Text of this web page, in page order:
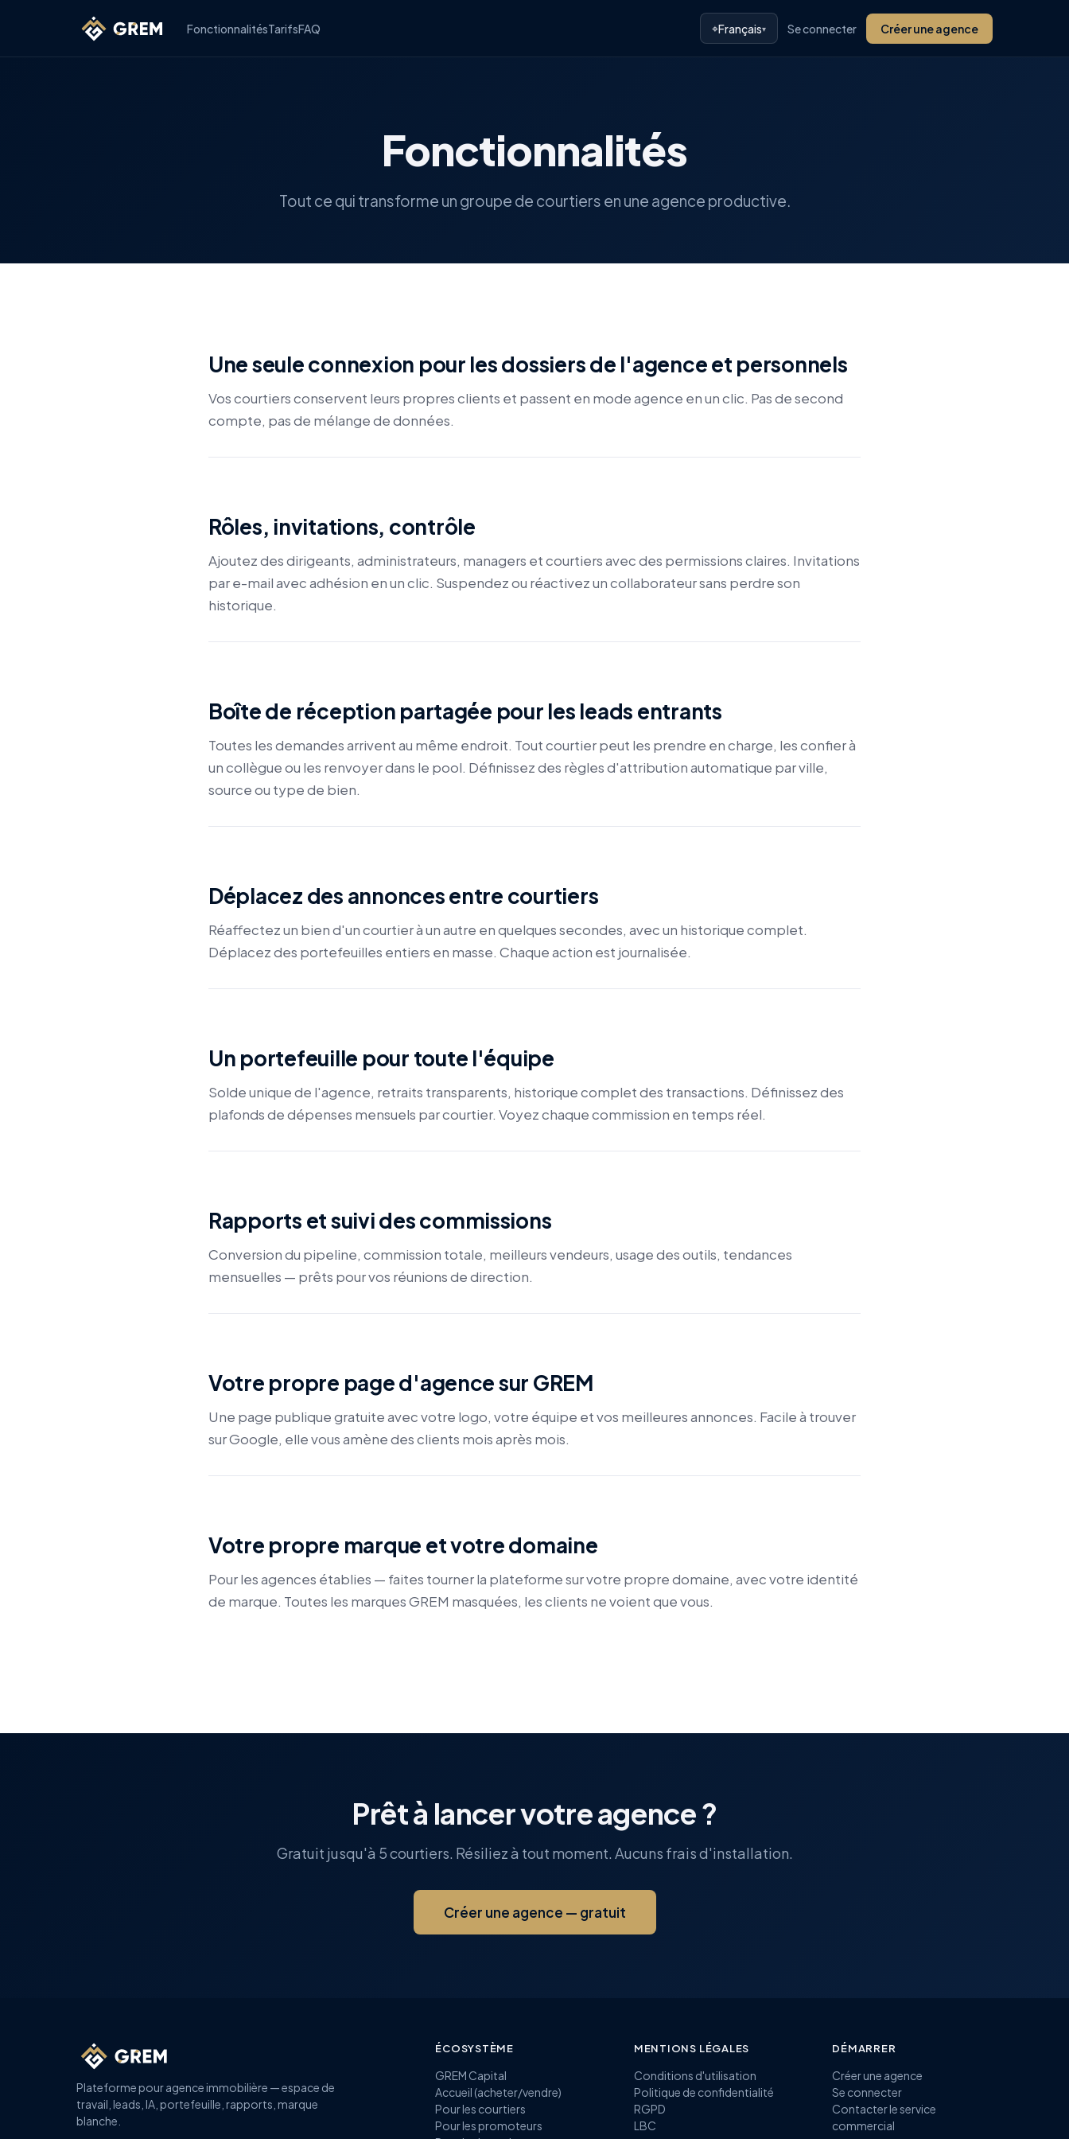
FonctionnalitésTarifsFAQ ⌖Français▾ Se connecter Créer une agence
Fonctionnalités
Tout ce qui transforme un groupe de courtiers en une agence productive.
Une seule connexion pour les dossiers de l'agence et personnels
Vos courtiers conservent leurs propres clients et passent en mode agence en un clic. Pas de second
compte, pas de mélange de données.
Rôles, invitations, contrôle
Ajoutez des dirigeants, administrateurs, managers et courtiers avec des permissions claires. Invitations
par e-mail avec adhésion en un clic. Suspendez ou réactivez un collaborateur sans perdre son
historique.
Boîte de réception partagée pour les leads entrants
Toutes les demandes arrivent au même endroit. Tout courtier peut les prendre en charge, les confier à
un collègue ou les renvoyer dans le pool. Définissez des règles d'attribution automatique par ville,
source ou type de bien.
Déplacez des annonces entre courtiers
Réaffectez un bien d'un courtier à un autre en quelques secondes, avec un historique complet.
Déplacez des portefeuilles entiers en masse. Chaque action est journalisée.
Un portefeuille pour toute l'équipe
Solde unique de l'agence, retraits transparents, historique complet des transactions. Définissez des
plafonds de dépenses mensuels par courtier. Voyez chaque commission en temps réel.
Rapports et suivi des commissions
Conversion du pipeline, commission totale, meilleurs vendeurs, usage des outils, tendances
mensuelles — prêts pour vos réunions de direction.
Votre propre page d'agence sur GREM
Une page publique gratuite avec votre logo, votre équipe et vos meilleures annonces. Facile à trouver
sur Google, elle vous amène des clients mois après mois.
Votre propre marque et votre domaine
Pour les agences établies — faites tourner la plateforme sur votre propre domaine, avec votre identité
de marque. Toutes les marques GREM masquées, les clients ne voient que vous.
Prêt à lancer votre agence ?
Gratuit jusqu'à 5 courtiers. Résiliez à tout moment. Aucuns frais d'installation.
Créer une agence — gratuit
Plateforme pour agence immobilière — espace de
travail, leads, IA, portefeuille, rapports, marque
blanche.
ÉCOSYSTÈME
GREM Capital
Accueil (acheter/vendre)
Pour les courtiers
Pour les promoteurs
MENTIONS LÉGALES
Conditions d'utilisation
Politique de confidentialité
RGPD
LBC
DÉMARRER
Créer une agence
Se connecter
Contacter le service
commercial